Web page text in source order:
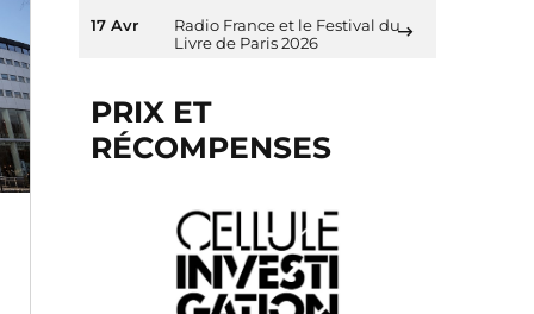
17 Avr
Radio France et le Festival du
Livre de Paris 2026
PRIX ET
RÉCOMPENSES